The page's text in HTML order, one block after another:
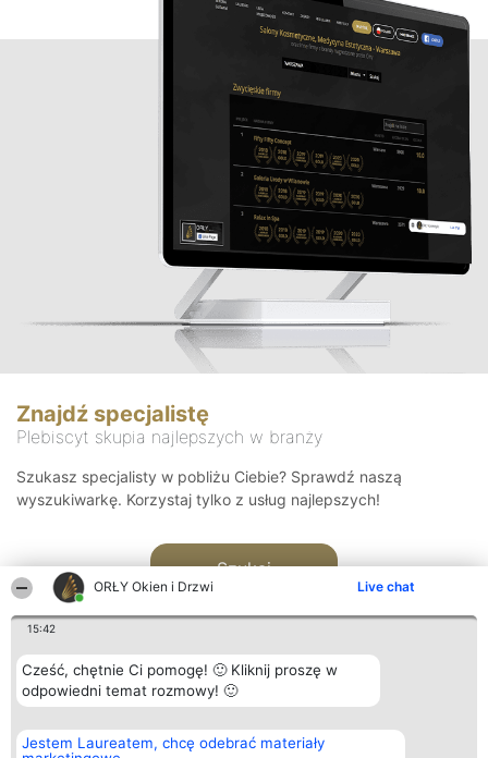
ORŁY Okien i Drzwi Live chat
15:42
Cześć, chętnie Ci pomogę! 🙂 Kliknij proszę w
odpowiedni temat rozmowy! 🙂
Jestem Laureatem, chcę odebrać materiały
Znajdź specjalistę
Plebiscyt skupia najlepszych w branży
Szukasz specjalisty w pobliżu Ciebie? Sprawdź naszą
wyszukiwarkę. Korzystaj tylko z usług najlepszych!
Szukaj
Organizator plebiscytu
Bright Side Solutions sp. z o.
Plebiscyt
Laureaci
Kontakt
Kontakt